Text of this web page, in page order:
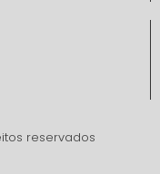
reservados